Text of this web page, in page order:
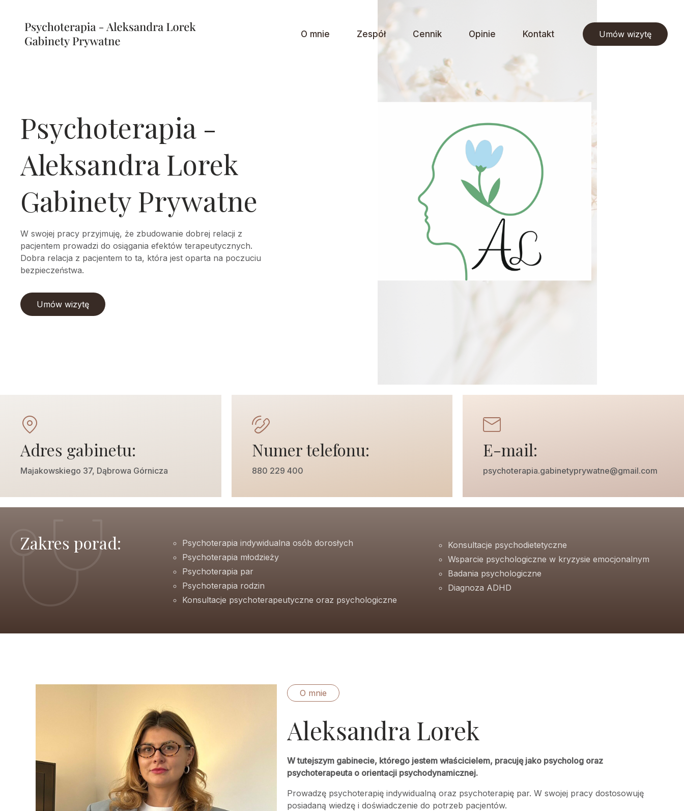
O mnie Zespół Cennik Opinie Kontakt Umów wizytę
Psychoterapia -
Aleksandra Lorek
Gabinety Prywatne
W swojej pracy przyjmuję, że zbudowanie dobrej relacji z
pacjentem prowadzi do osiągania efektów terapeutycznych.
Dobra relacja z pacjentem to ta, która jest oparta na poczuciu
bezpieczeństwa.
Umów wizytę
Adres gabinetu:
Majakowskiego 37, Dąbrowa Górnicza
Numer telefonu:
880 229 400
E-mail:
psychoterapia.gabinetyprywatne@gmail.com
Zakres porad:
Psychoterapia indywidualna osób dorosłych
Psychoterapia młodzieży
Psychoterapia par
Psychoterapia rodzin
Konsultacje psychoterapeutyczne oraz psychologiczne
Konsultacje psychodietetyczne
Wsparcie psychologiczne w kryzysie emocjonalnym
Badania psychologiczne
Diagnoza ADHD
O mnie
Aleksandra Lorek
W tutejszym gabinecie, którego jestem właścicielem, pracuję jako psycholog oraz
psychoterapeuta o orientacji psychodynamicznej.
Prowadzę psychoterapię indywidualną oraz psychoterapię par. W swojej pracy dostosowuję
posiadaną wiedzę i doświadczenie do potrzeb pacjentów.